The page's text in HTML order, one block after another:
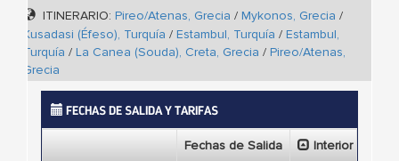
ITINERARIO: Pireo/Atenas, Grecia / Mykonos, Grecia /
Kusadasi (Éfeso), Turquía / Estambul, Turquía / Estambul,
Turquía / La Canea (Souda), Creta, Grecia / Pireo/Atenas,
Grecia
FECHAS DE SALIDA Y TARIFAS
Fechas de Salida Interior